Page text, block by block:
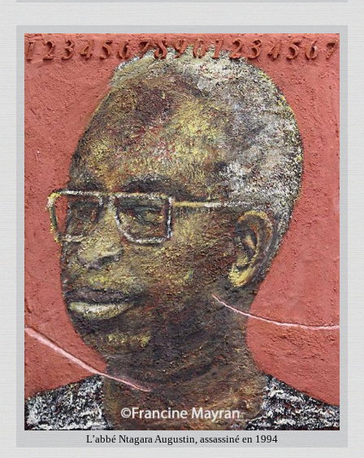
L’abbé Ntagara Augustin, assassiné en 1994